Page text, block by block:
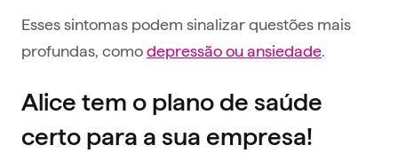
Esses sintomas podem sinalizar questões mais
profundas, comodepressão ou ansiedade.
Alice tem o plano de saúde
certo para a sua empresa!